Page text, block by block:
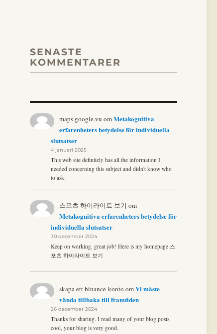
SENASTE
KOMMENTARER
maps.google.vu omMetakognitiva
erfarenheters betydelse för individuella
slutsatser
4 januari 2025
This web site definitely has all the information I
needed concerning this subject and didn't know who
to ask.
스포츠 하이라이트 보기 om
Metakognitiva erfarenheters betydelse för
individuella slutsatser
30 december 2024
Keep on working, great job! Here is my homepage 스
포츠 하이라이트 보기
skapa ett binance-konto omVi måste
vända tillbaka till framtiden
26 december 2024
Thanks for sharing. I read many of your blog posts,
cool, your blog is very good.